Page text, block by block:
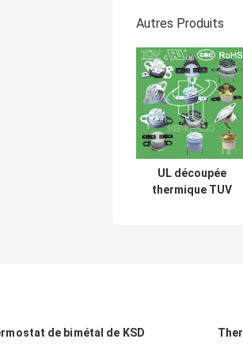
Autres Produits
UL découpée
thermique TUV
de bimétal de KSD